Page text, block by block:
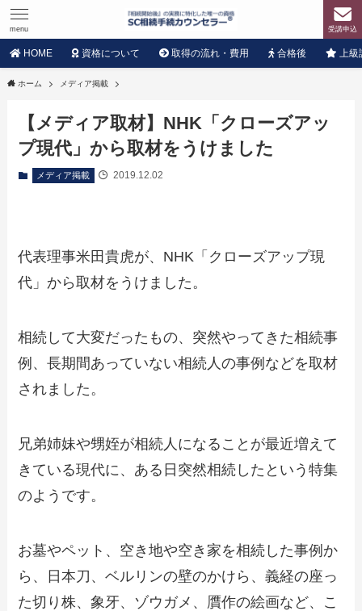
受講申込
menu
HOME 資格について 取得の流れ・費用 合格後 上級
ホーム メディア掲載
【メディア取材】NHK「クローズアッ
プ現代」から取材をうけました
メディア掲載 2019.12.02
代表理事米田貴虎が、NHK「クローズアップ現
代」から取材をうけました。
相続して大変だったもの、突然やってきた相続事
例、長期間あっていない相続人の事例などを取材
されました。
兄弟姉妹や甥姪が相続人になることが最近増えて
きている現代に、ある日突然相続したという特集
のようです。
お墓やペット、空き地や空き家を相続した事例か
ら、日本刀、ベルリンの壁のかけら、義経の座っ
た切り株、象牙、ゾウガメ、贋作の絵画など、こ